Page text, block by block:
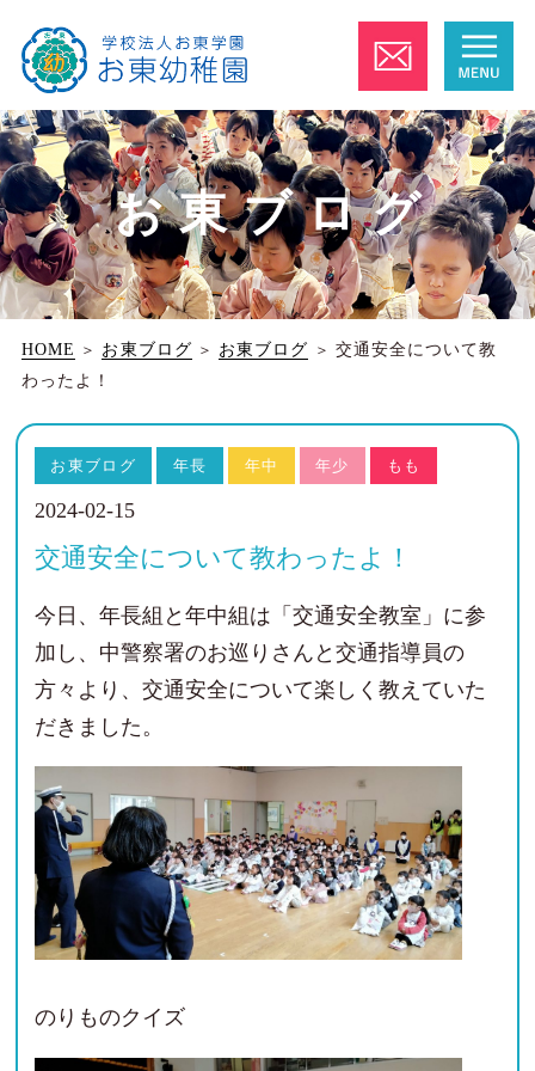
お東ブログ
HOME ＞ お東ブログ ＞ お東ブログ ＞ 交通安全について教
わったよ！
お東ブログ 年長 年中 年少 もも
2024-02-15
交通安全について教わったよ！
今日、年長組と年中組は「交通安全教室」に参
加し、中警察署のお巡りさんと交通指導員の
方々より、交通安全について楽しく教えていた
だきました。
のりものクイズ